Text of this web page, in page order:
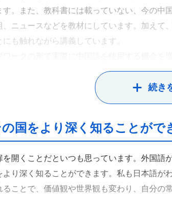
。また、教科書には載っていない、今の
ニュースなどを教材にしています。加え
も触れながら講義しています。
に工夫しています。さらに、初級クラスで
ンロードしてもらい、教室学習と自宅学習続き
国をより深く知ることがで
開くことだといつも思っています。外国
り深く知ることができます。私も日本語
ることで、価値観や世界観も変わり、自分